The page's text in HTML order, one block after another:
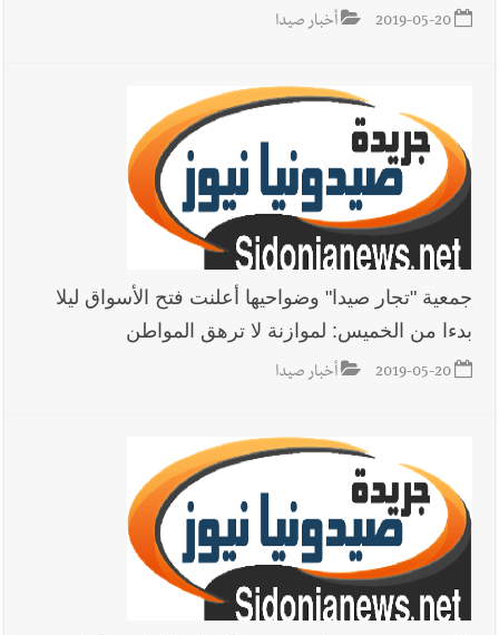
أخبار لبنان
راتب النائب من 3 آلاف إلى 5 آلاف دولار شهرياً...
فكيف أقرّت الزيادة؟
أخبار لبنان مواجهة مؤجّلة لنزاع طويل
يبقى الشعب الفلسطيني يعيش كل هذا الألم؟ وإلى متى تستمر هذه
المعاناة التي تمزق القلوب والضمائر؟
أخبار العالم الرئيس الأميركي ترامب يحذّر إيران من ضربة قوية...
وإعلام إيراني: الاتّفاق مع عُمان مؤجّل ما دامت التهديدات مستمرّة
2019-05-20 أخبار صيدا
جمعية "تجار صيدا" وضواحيها أعلنت فتح الأسواق ليلا
بدءا من الخميس: لموازنة لا ترهق المواطن
2019-05-20 أخبار صيدا